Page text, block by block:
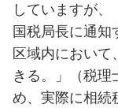
していますが、
国税局長に通知
区域内において
きる。」（税理
め、実際に相続